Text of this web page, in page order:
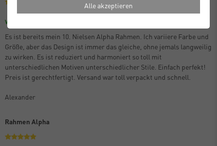
Verifizierter Kauf
Es ist bereits mein 10. Nielsen Alpha Rahmen. Ich variiere Farbe und
Größe, aber das Design ist immer das gleiche, ohne jemals langweilig
zu wirken. Es ist reduziert und harmoniert so toll mit
unterschiedlichen Motiven unterschiedlicher Stile. Einfach perfekt!
Preis ist gerechtfertigt. Versand war toll verpackt und schnell.
Alexander
Rahmen Alpha
Alle akzeptieren